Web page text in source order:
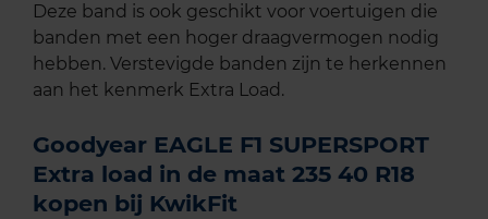
Deze band is ook geschikt voor voertuigen die
banden met een hoger draagvermogen nodig
hebben. Verstevigde banden zijn te herkennen
aan het kenmerk Extra Load.
Goodyear EAGLE F1 SUPERSPORT
Extra load in de maat 235 40 R18
kopen bij KwikFit